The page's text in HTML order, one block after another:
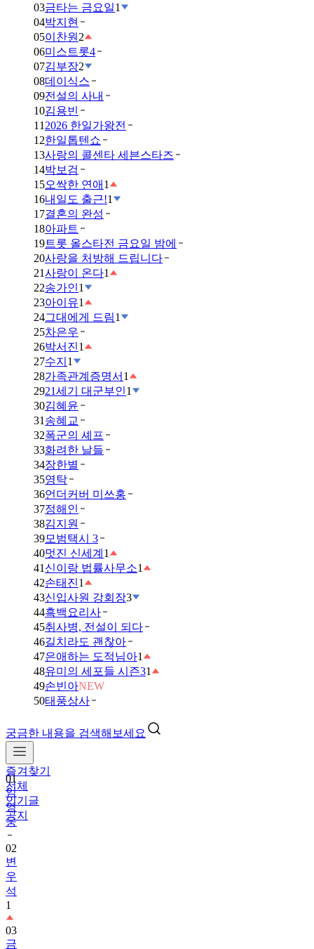
03금타는 금요일1
04박지현
05이찬원 2
06미스트롯4
07김부장2
08데이식스
09전설의 사내
10김용빈
11 2026 한일가왕전
12한일톱텐쇼
13사랑의 콜센타 세븐스타즈
14박보검
15오싹한 연애 1
16내일도 출근!1
17결혼의 완성
18아파트
19트롯 올스타전 금요일 밤에
20사랑을 처방해 드립니다
21사랑이 온다1
22송가인1
23아이유1
24그대에게 드림1
25차은우
26박서진1
27수지 1
28가족관계증명서 1
2921세기 대군부인1
30김혜윤
31 송혜교
32폭군의 셰프
33화려한 날들
34장한별
35영탁
36언더커버 미쓰홍
37정해인
38김지원
39모범택시 3
40멋진 신세계 1
41 신이랑 법률사무소1
42손태진1
43신입사원 강회장3
44흑백요리사
45취사병, 전설이 되다
46길치라도 괜찮아
47은애하는 도적님아1
48유미의 세포들 시즌31
49손빈아NEW
50태풍상사
궁금한 내용을 검색해보세요
즐겨찾기
전체
인기글
공지
01
임
영
웅
02
변
우
석
1
03
금